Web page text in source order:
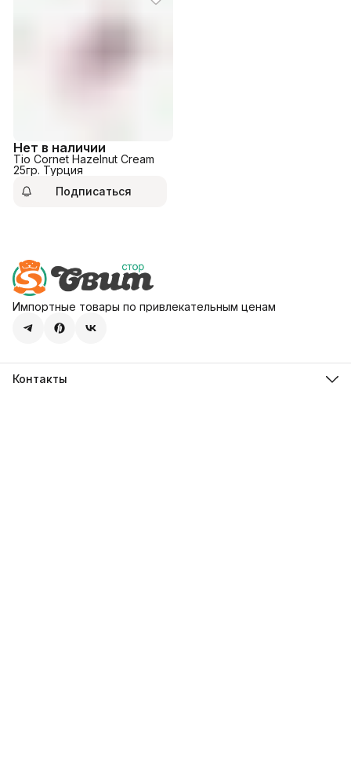
Нет в наличии
Tio Cornet Hazelnut Cream
25гр. Турция
Подписаться
Импортные товары по привлекательным ценам
Контакты